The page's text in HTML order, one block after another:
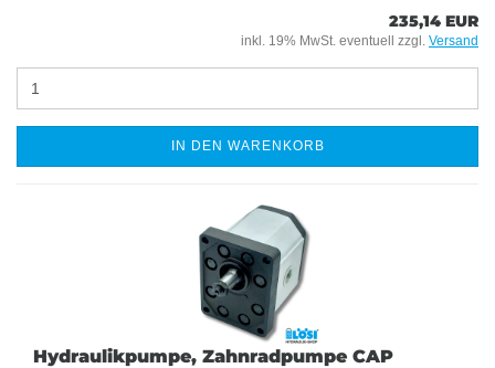
235,14 EUR
inkl. 19% MwSt. eventuell zzgl. Versand
IN DEN WARENKORB
Hydraulikpumpe, Zahnradpumpe CAP